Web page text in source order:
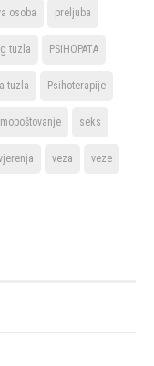
osoba preljuba
tuzla PSIHOPATA
tuzla Psihoterapije
seks
veza veze